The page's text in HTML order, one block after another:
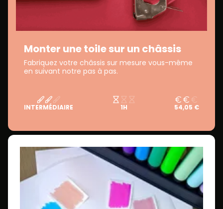
Monter une toile sur un châssis
Fabriquez votre châssis sur mesure vous-même
en suivant notre pas à pas.
INTERMÉDIAIRE 1H 54,05 €